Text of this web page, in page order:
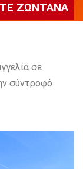
ΖΩΝΤΑΝΆ
σε
σύντροφό